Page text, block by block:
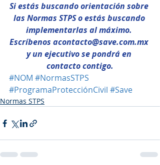
Si estás buscando orientación sobre
las Normas STPS o estás buscando
implementarlas al máximo.
Escríbenos acontacto@save.com.mx
y un ejecutivo se pondrá en
contacto contigo.
#NOM #NormasSTPS
#ProgramaProtecciónCivil #Save
Normas STPS